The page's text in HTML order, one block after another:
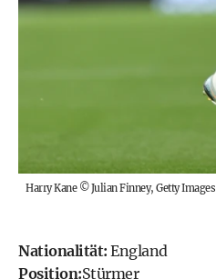
Harry Kane©Julian Finney, Getty Images
Nationalität: England
Position:Stürmer